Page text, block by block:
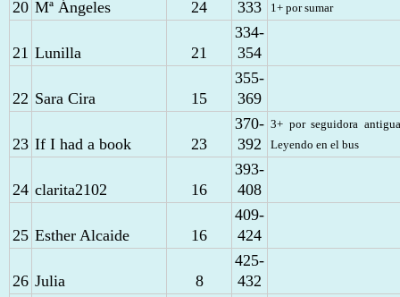
20 Mª Ángeles 24 333 1+ por sumar
21 Lunilla 21
334-
354
22 Sara Cira 15
355-
369
23 If I had a book 23
370-
392
3+ por seguidora antigua
Leyendo en el bus
24 clarita2102 16
393-
408
25 Esther Alcaide 16
409-
424
26 Julia 8
425-
432